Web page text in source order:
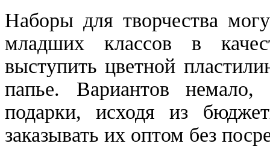
Наборы для творчества
младших классов в
выступить цветной
папье. Вариантов
подарки, исходя из
заказывать их оптом без